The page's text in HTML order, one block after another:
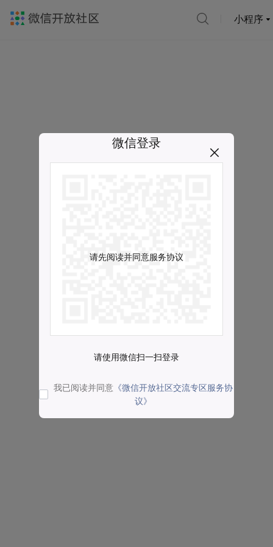
小程序
微信登录
请先阅读并同意服务协议
请使用微信扫一扫登录
我已阅读并同意 《微信开放社区交流专区服务协
议》